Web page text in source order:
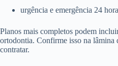
urgência e emergência 24
Planos mais completos podem
ortodontia. Confirme isso na lâmina
contratar.